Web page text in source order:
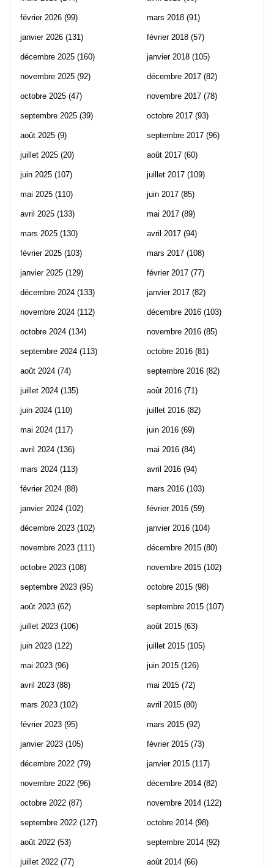
février 2026 (99)
janvier 2026 (131)
décembre 2025 (160)
novembre 2025 (92)
octobre 2025 (47)
septembre 2025 (39)
août 2025 (9)
juillet 2025 (20)
juin 2025 (107)
mai 2025 (110)
avril 2025 (133)
mars 2025 (130)
février 2025 (103)
janvier 2025 (129)
décembre 2024 (133)
novembre 2024 (112)
octobre 2024 (134)
septembre 2024 (113)
août 2024 (74)
juillet 2024 (135)
juin 2024 (110)
mai 2024 (117)
avril 2024 (136)
mars 2024 (113)
février 2024 (88)
janvier 2024 (102)
décembre 2023 (102)
novembre 2023 (111)
octobre 2023 (108)
septembre 2023 (95)
août 2023 (62)
juillet 2023 (106)
juin 2023 (122)
mai 2023 (96)
avril 2023 (88)
mars 2023 (102)
février 2023 (95)
janvier 2023 (105)
décembre 2022 (79)
novembre 2022 (96)
octobre 2022 (87)
septembre 2022 (127)
août 2022 (53)
juillet 2022 (77)
mars 2018 (91)
février 2018 (57)
janvier 2018 (105)
décembre 2017 (82)
novembre 2017 (78)
octobre 2017 (93)
septembre 2017 (96)
août 2017 (60)
juillet 2017 (109)
juin 2017 (85)
mai 2017 (89)
avril 2017 (94)
mars 2017 (108)
février 2017 (77)
janvier 2017 (82)
décembre 2016 (103)
novembre 2016 (85)
octobre 2016 (81)
septembre 2016 (82)
août 2016 (71)
juillet 2016 (82)
juin 2016 (69)
mai 2016 (84)
avril 2016 (94)
mars 2016 (103)
février 2016 (59)
janvier 2016 (104)
décembre 2015 (80)
novembre 2015 (102)
octobre 2015 (98)
septembre 2015 (107)
août 2015 (63)
juillet 2015 (105)
juin 2015 (126)
mai 2015 (72)
avril 2015 (80)
mars 2015 (92)
février 2015 (73)
janvier 2015 (117)
décembre 2014 (82)
novembre 2014 (122)
octobre 2014 (98)
septembre 2014 (92)
août 2014 (66)